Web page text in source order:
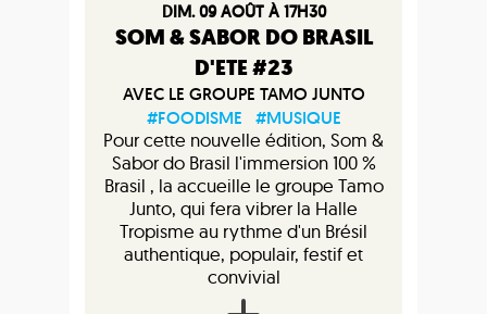
DIM. 09 AOÛT À 17H30
SOM & SABOR DO BRASIL
D'ETE #23
AVEC LE GROUPE TAMO JUNTO
#FOODISME
#MUSIQUE
Pour cette nouvelle édition, Som &
Sabor do Brasil l'immersion 100 %
Brasil , la accueille le groupe Tamo
Junto, qui fera vibrer la Halle
Tropisme au rythme d'un Brésil
authentique, populair, festif et
convivial